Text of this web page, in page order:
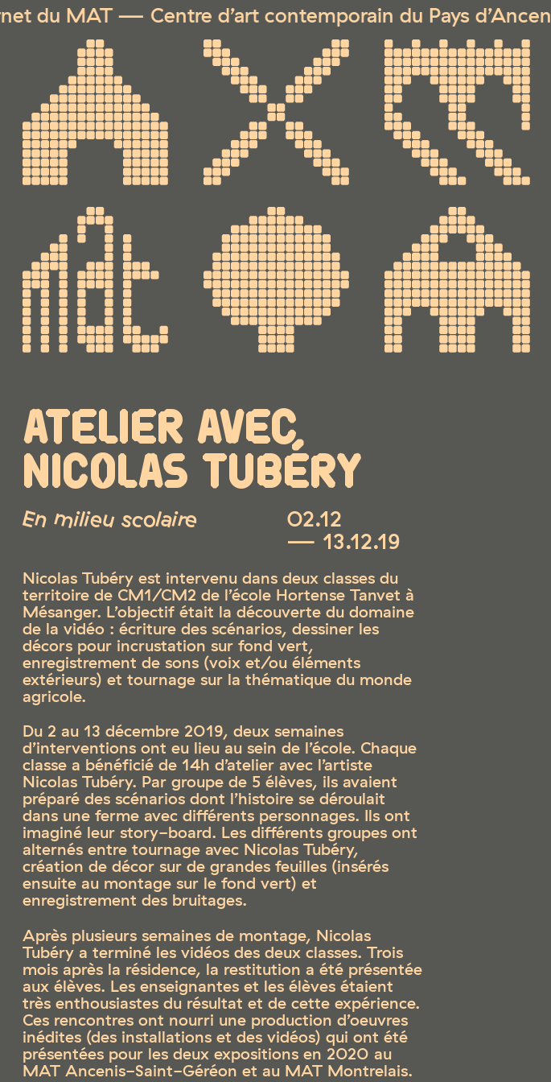
MAT — Centre d’art contemporain du Pays
ATELIER AVEC
NICOLAS TUBÉRY
En milieu scolaire
02.12
— 13.12.19
Nicolas Tubéry est intervenu dans deux classes du
territoire de CM1/CM2 de l’école Hortense Tanvet à
Mésanger. L’objectif était la découverte du domaine
de la vidéo : écriture des scénarios, dessiner les
décors pour incrustation sur fond vert,
enregistrement de sons (voix et/ou éléments
extérieurs) et tournage sur la thématique du monde
agricole.
Du 2 au 13 décembre 2019, deux semaines
d’interventions ont eu lieu au sein de l’école. Chaque
classe a bénéficié de 14h d’atelier avec l’artiste
Nicolas Tubéry. Par groupe de 5 élèves, ils avaient
préparé des scénarios dont l’histoire se déroulait
dans une ferme avec différents personnages. Ils ont
imaginé leur story-board. Les différents groupes ont
alternés entre tournage avec Nicolas Tubéry,
création de décor sur de grandes feuilles (insérés
ensuite au montage sur le fond vert) et
enregistrement des bruitages.
Après plusieurs semaines de montage, Nicolas
Tubéry a terminé les vidéos des deux classes. Trois
mois après la résidence, la restitution a été présentée
aux élèves. Les enseignantes et les élèves étaient
très enthousiastes du résultat et de cette expérience.
Ces rencontres ont nourri une production d’oeuvres
inédites (des installations et des vidéos) qui ont été
présentées pour les deux expositions en 2020 au
MAT Ancenis-Saint-Géréon et au MAT Montrelais.